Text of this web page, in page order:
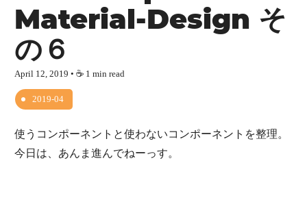
Material-Design そ
の６
April 12, 2019 • ☕️ 1 min read
2019-04
使うコンポーネントと使わないコンポーネントを整理。
今日は、あんま進んでねーっす。